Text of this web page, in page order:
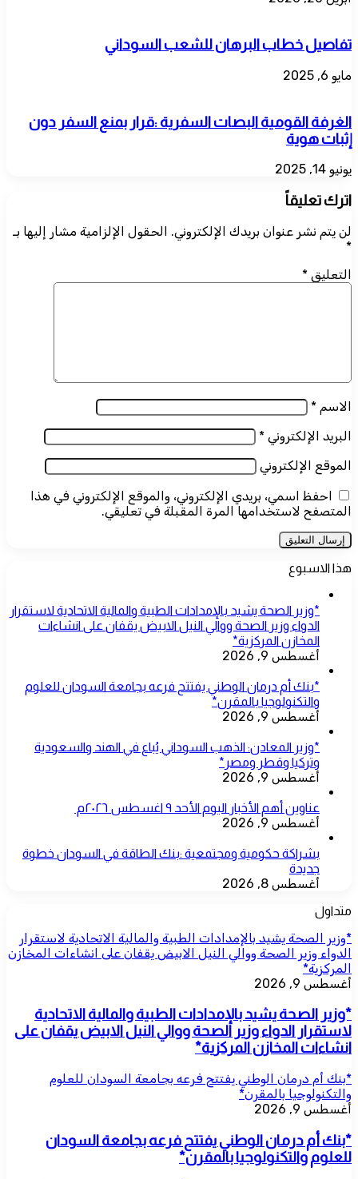
تفاصيل خطاب البرهان للشعب السوداني
مايو 6, 2025
الغرفة القومية البصات السفرية :قرار بمنع السفر دون
إثبات هوية
يونيو 14, 2025
اترك تعليقاً
لن يتم نشر عنوان بريدك الإلكتروني. الحقول الإلزامية مشار إليها بـ
*
التعليق *
الاسم *
البريد الإلكتروني *
الموقع الإلكتروني
احفظ اسمي، بريدي الإلكتروني، والموقع الإلكتروني في هذا
المتصفح لاستخدامها المرة المقبلة في تعليقي.
هذا الاسبوع
*وزير الصحة يشيد بالإمدادات الطبية والمالية الاتحادية لاستقرار
الدواء وزير الصحة ووالي النيل الابيض يقفان على انشاءات
المخازن المركزية*
أغسطس 9, 2026
*بنك أم درمان الوطني يفتتح فرعه بجامعة السودان للعلوم
والتكنولوجيا بالمقرن*
أغسطس 9, 2026
*وزير المعادن: الذهب السوداني يُباع في الهند والسعودية
وتركيا وقطر ومصر*
أغسطس 9, 2026
عناوين أهم الأخبار اليوم الأحد ٩ اغسطس ٢٠٢٦م ​
أغسطس 9, 2026
بشراكة حكومية ومجتمعية :بنك الطاقة في السودان خطوة
جديدة
أغسطس 8, 2026
متداول
*وزير الصحة يشيد بالإمدادات الطبية والمالية الاتحادية لاستقرار
الدواء وزير الصحة ووالي النيل الابيض يقفان على انشاءات المخازن
المركزية*
أغسطس 9, 2026
*وزير الصحة يشيد بالإمدادات الطبية والمالية الاتحادية
لاستقرار الدواء وزير الصحة ووالي النيل الابيض يقفان على
انشاءات المخازن المركزية*
*بنك أم درمان الوطني يفتتح فرعه بجامعة السودان للعلوم
والتكنولوجيا بالمقرن*
أغسطس 9, 2026
*بنك أم درمان الوطني يفتتح فرعه بجامعة السودان
للعلوم والتكنولوجيا بالمقرن*